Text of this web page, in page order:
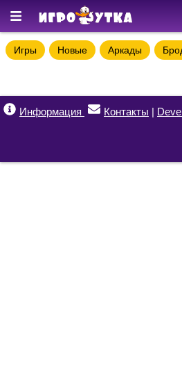
Игры Новые Аркады
Информация Контакты |